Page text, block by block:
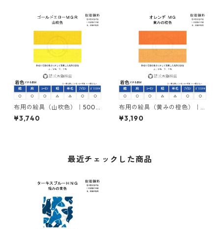
布用の絵具（山吹色）｜500g
｜ネオカラーゴールドエロー
ＭＧＲ｜樹脂顔料(ピグメント
¥3,740
布用の絵具（黄みの橙色）｜5
00g｜ネオカラーオレンヂＭ
Ｇ｜樹脂顔料(ピグメントレジ
¥3,190
最近チェックした商品